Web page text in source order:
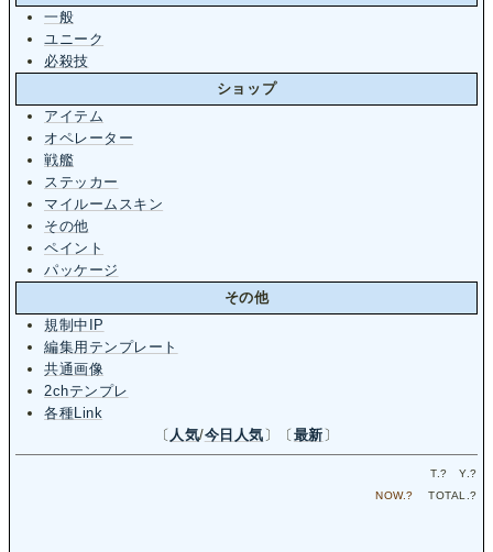
一般
ユニーク
必殺技
ショップ
アイテム
オペレーター
戦艦
ステッカー
マイルームスキン
その他
ペイント
パッケージ
その他
規制中IP
編集用テンプレート
共通画像
2chテンプレ
各種Link
〔 人気/今日人気 〕〔 最新 〕
T.? Y.?
NOW.? TOTAL.?